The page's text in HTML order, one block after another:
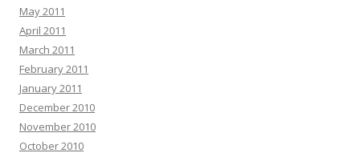
May 2011
April 2011
March 2011
February 2011
January 2011
December 2010
November 2010
October 2010